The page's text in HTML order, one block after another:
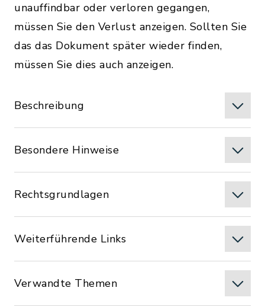
unauffindbar oder verloren gegangen,
müssen Sie den Verlust anzeigen. Sollten Sie
das das Dokument später wieder finden,
müssen Sie dies auch anzeigen.
Beschreibung
Besondere Hinweise
Rechtsgrundlagen
Weiterführende Links
Verwandte Themen